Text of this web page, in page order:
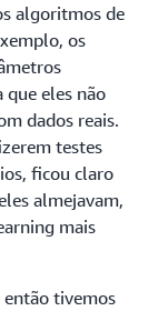
algoritmos de
os
eles não
dados reais.
testes
ficou claro
almejavam,
mais
então tivemos